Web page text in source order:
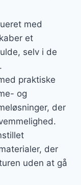
med
et
selv i de
praktiske
og
der
der
uden at gå